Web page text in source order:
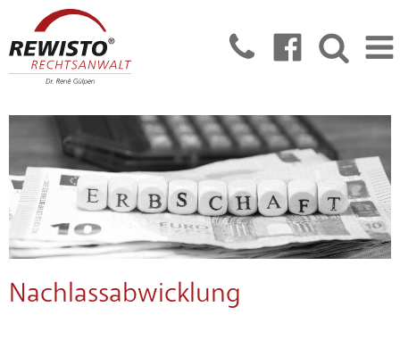
Nachlassabwicklung